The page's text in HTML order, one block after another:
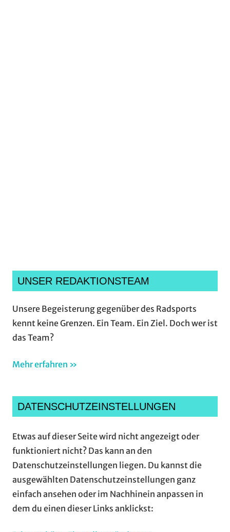
UNSER REDAKTIONSTEAM
Unsere Begeisterung gegenüber des Radsports
kennt keine Grenzen. Ein Team. Ein Ziel. Doch wer ist
das Team?
Mehr erfahren »
DATENSCHUTZEINSTELLUNGEN
Etwas auf dieser Seite wird nicht angezeigt oder
funktioniert nicht? Das kann an den
Datenschutzeinstellungen liegen. Du kannst die
ausgewählten Datenschutzeinstellungen ganz
einfach ansehen oder im Nachhinein anpassen in
dem du einen dieser Links anklickst: